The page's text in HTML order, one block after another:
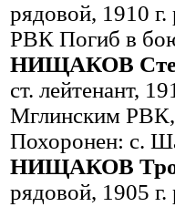
рядовой, 1910
РВК Погиб в
НИЩАКОВ
ст. лейтенант,
Мглинским РВК,
Похоронен: с.
НИЩАКОВ
рядовой, 1905